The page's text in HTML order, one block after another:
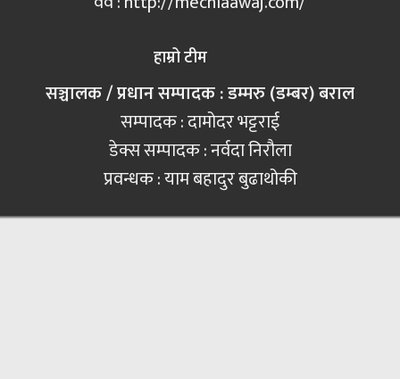
हाम्रो टीम
सञ्चालक / प्रधान सम्पादक : डम्मरु (डम्बर) बराल
सम्पादक : दामोदर भट्टराई
डेक्स सम्पादक : नर्वदा निरौला
प्रवन्धक : याम बहादुर बुढाथोकी